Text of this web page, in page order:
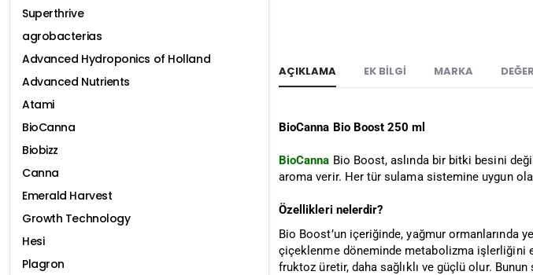
AÇIKLAMA EK BILGI MARKA
BioCanna Bio Boost 250 ml
BioCanna Bio Boost, aslında bir bitki besini
aroma verir. Her tür sulama sistemine uygun
Özellikleri nelerdir?
Bio Boost’un içeriğinde, yağmur ormanlarında
çiçeklenme döneminde metabolizma işlerliğini
fruktoz üretir, daha sağlıklı ve güçlü olur.
Superthrive
agrobacterias
Advanced Hydroponics of Holland
Advanced Nutrients
Atami
BioCanna
Biobizz
Canna
Emerald Harvest
Growth Technology
Hesi
Plagron